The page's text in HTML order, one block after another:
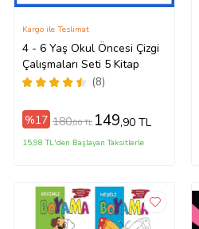
4 - 6 Yaş Okul Öncesi Çizgi
Çalışmaları Seti 5 Kitap
(8)
Kargo ile Teslimat
%17 180,00 TL 149,90 TL
15,98 TL'den Başlayan Taksitlerle